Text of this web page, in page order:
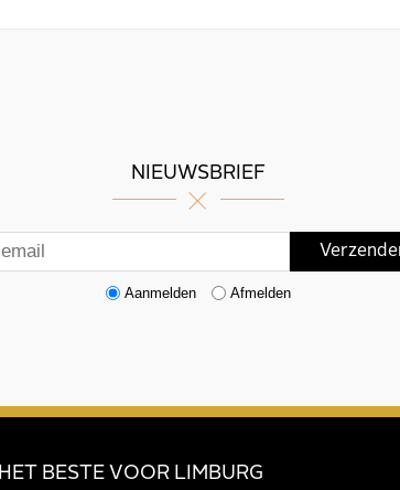
NIEUWSBRIEF
Aanmelden Afmelden
HET BESTE VOOR LIMBURG